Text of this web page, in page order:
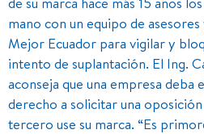
mano con un equipo de
Mejor Ecuador para vigilar y
intento de suplantación. El Ing.
aconseja que una empresa
derecho a solicitar una
tercero use su marca. “Es